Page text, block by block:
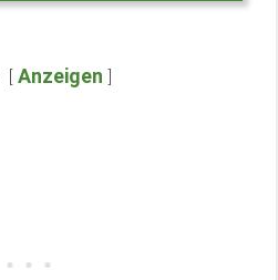
Anzeigen